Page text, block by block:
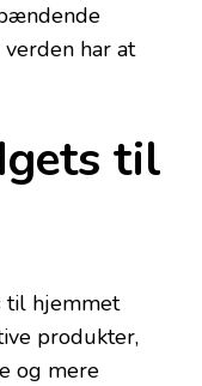
har at
til
til hjemmet
produkter,
og mere